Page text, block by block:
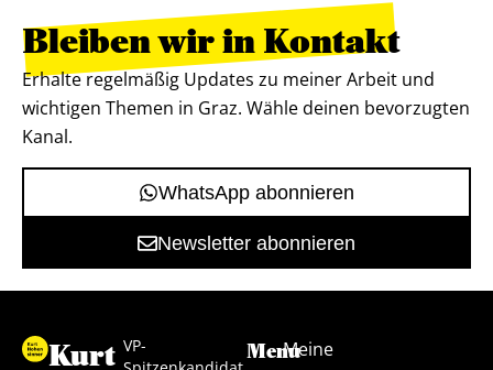
Bleiben wir in Kontakt
Erhalte regelmäßig Updates zu meiner Arbeit und
wichtigen Themen in Graz. Wähle deinen bevorzugten
Kanal.
WhatsApp abonnieren
Newsletter abonnieren
Kurt VP-
MenuMeine